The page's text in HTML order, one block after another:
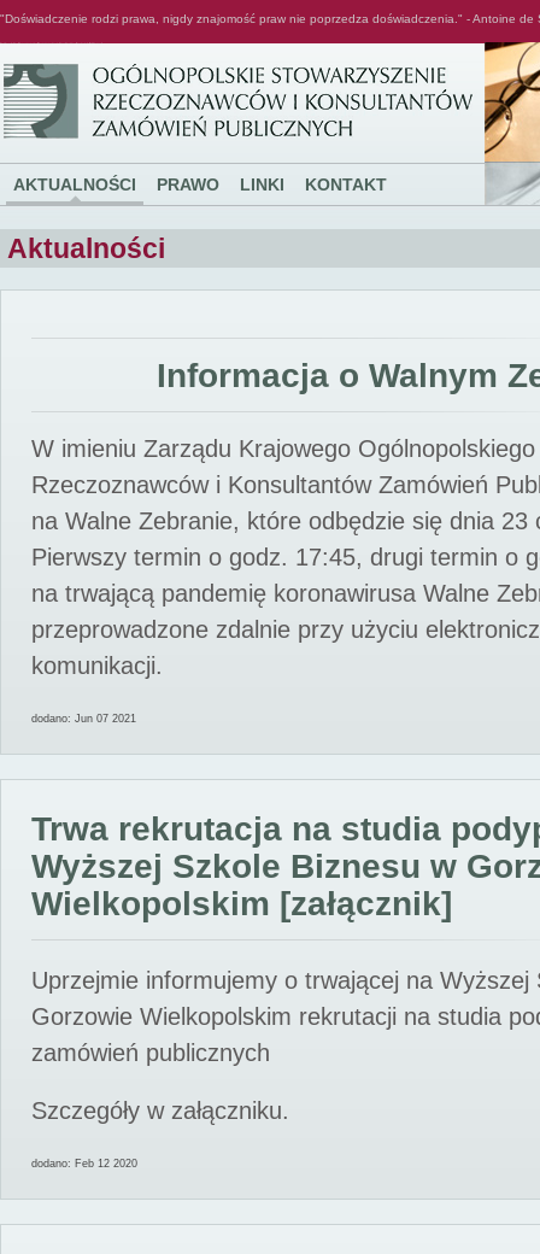
"Doświadczenie rodzi prawa, nigdy znajomość praw nie poprzedza doświadczenia." - Antoine de
AKTUALNOŚCI PRAWO LINKI KONTAKT
Aktualności
Informacja o Walnym
W imieniu Zarządu Krajowego
Rzeczoznawców i Konsultantów Zamówień
na Walne Zebranie, które odbędzie się dnia 23
Pierwszy termin o godz. 17:45, drugi termin o
na trwającą pandemię koronawirusa Walne
przeprowadzone zdalnie przy użyciu
komunikacji.
dodano: Jun 07 2021
Trwa rekrutacja na studia
Wyższej Szkole Biznesu w
Wielkopolskim [załącznik]
Uprzejmie informujemy o trwającej na Wyższej
Gorzowie Wielkopolskim rekrutacji na studia
zamówień publicznych
Szczegóły w załączniku.
dodano: Feb 12 2020